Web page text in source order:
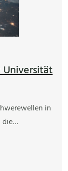
Universität
in
die…